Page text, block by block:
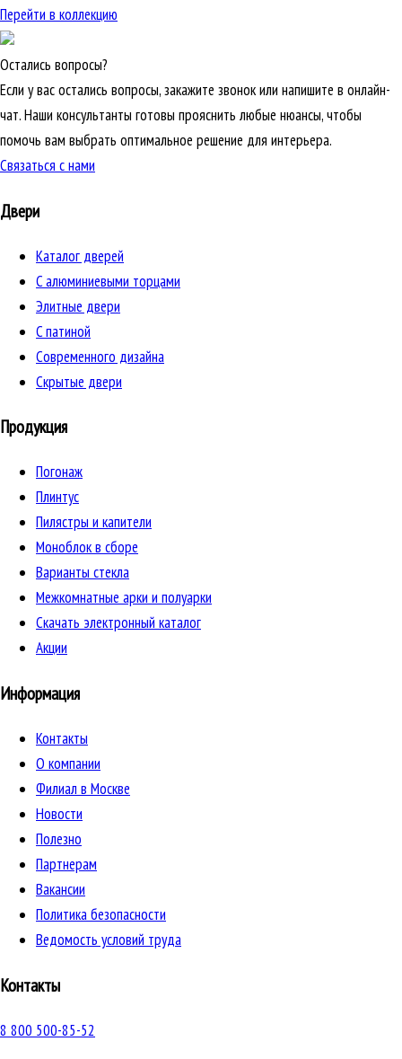
Перейти в коллекцию
Остались вопросы?
Если у вас остались вопросы, закажите звонок или напишите в онлайн-
чат. Наши консультанты готовы прояснить любые нюансы, чтобы
помочь вам выбрать оптимальное решение для интерьера.
Связаться с нами
Двери
Каталог дверей
C алюминиевыми торцами
Элитные двери
C патиной
Cовременного дизайна
Скрытые двери
Продукция
Погонаж
Плинтус
Пилястры и капители
Моноблок в сборе
Варианты стекла
Межкомнатные арки и полуарки
Скачать электронный каталог
Акции
Информация
Контакты
О компании
Филиал в Москве
Новости
Полезно
Партнерам
Вакансии
Политика безопасности
Ведомость условий труда
Контакты
8 800 500-85-52